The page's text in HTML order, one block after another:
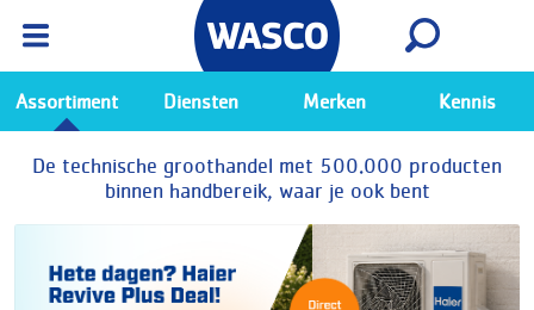
Ga naar de Wasco app
Bekijk
Assortiment Diensten Merken Kennis
De technische groothandel met 500.000 producten
binnen handbereik, waar je ook bent